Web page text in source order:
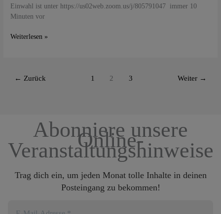
Einwahl ist unter https://us02web.zoom.us/j/805791047 immer 10
Minuten vor
Weiterlesen »
← Zurück 1 2 3 Weiter →
Abonniere unsere
Online-
Veranstaltungshinweise
Trag dich ein, um jeden Monat tolle Inhalte in deinen
Posteingang zu bekommen!